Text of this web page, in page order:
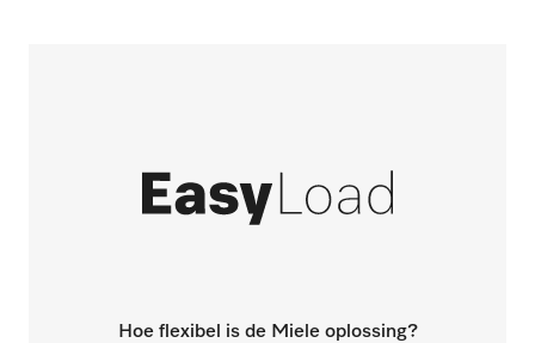
Hoe flexibel is de Miele oplossing?